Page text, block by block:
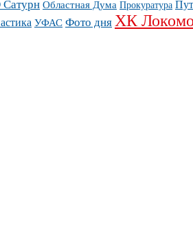
Областная Дума Прокуратура
УФАС Фото дня ХК